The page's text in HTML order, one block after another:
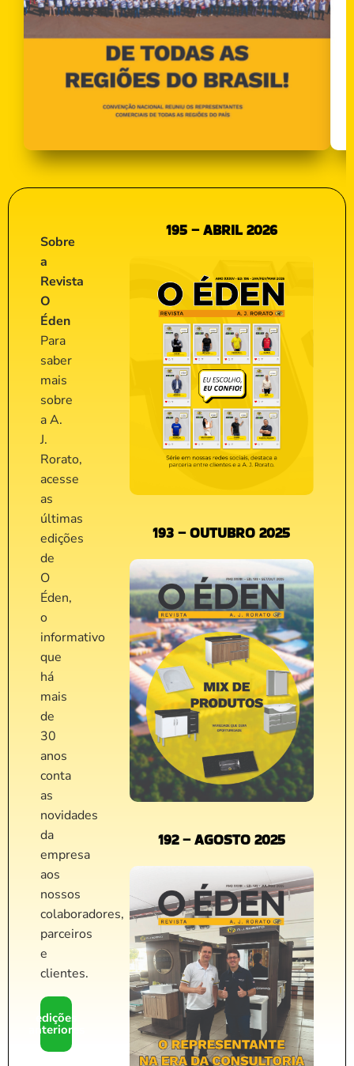
Sobre
a
Revista
O
Éden
Para
saber
mais
sobre
a A.
J.
Rorato,
acesse
as
últimas
edições
de
O
Éden,
o
informativo
que
há
mais
de
30
anos
conta
as
novidades
da
empresa
aos
nossos
colaboradores,
parceiros
e
clientes.
edições
anteriores
195 – ABRIL 2026
193 – OUTUBRO 2025
192 – AGOSTO 2025